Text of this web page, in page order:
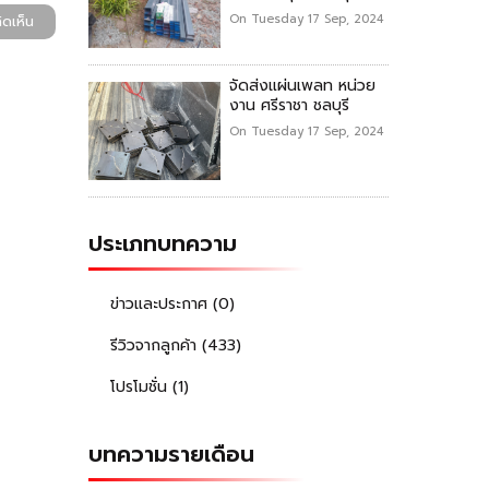
เห็น On Tuesday 17 Sep, 2024
จัดส่งแผ่นเพลท หน่วย
งาน ศรีราชา ชลบุรี
On Tuesday 17 Sep, 2024
ประเภทบทความ
ข่าวและประกาศ (0)
รีวิวจากลูกค้า (433)
โปรโมชั่น (1)
บทความรายเดือน